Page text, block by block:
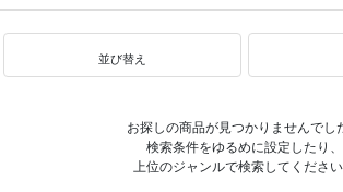
並び替え
お探しの商品が見つかりませんでし
検索条件をゆるめに設定したり、
上位のジャンルで検索してください